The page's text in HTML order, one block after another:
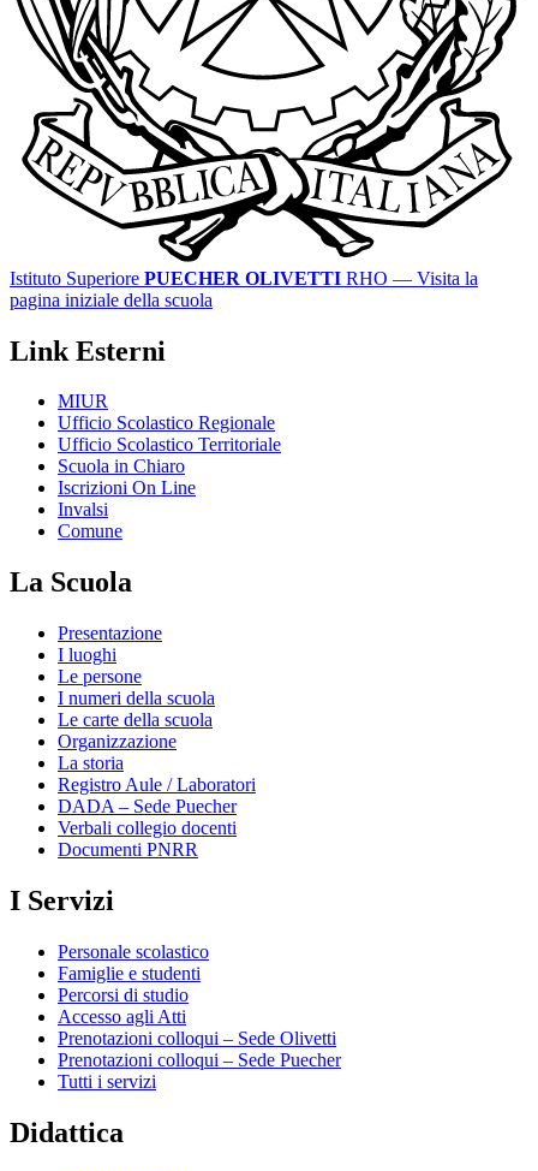
Istituto Superiore PUECHER OLIVETTI RHO — Visita la
pagina iniziale della scuola
Link Esterni
MIUR
Ufficio Scolastico Regionale
Ufficio Scolastico Territoriale
Scuola in Chiaro
Iscrizioni On Line
Invalsi
Comune
La Scuola
Presentazione
I luoghi
Le persone
I numeri della scuola
Le carte della scuola
Organizzazione
La storia
Registro Aule / Laboratori
DADA – Sede Puecher
Verbali collegio docenti
Documenti PNRR
I Servizi
Personale scolastico
Famiglie e studenti
Percorsi di studio
Accesso agli Atti
Prenotazioni colloqui – Sede Olivetti
Prenotazioni colloqui – Sede Puecher
Tutti i servizi
Didattica